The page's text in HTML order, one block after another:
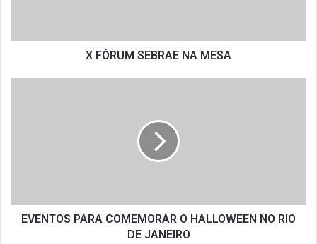
X FÓRUM SEBRAE NA MESA
JANEIRO
EVENTOS PARA COMEMORAR O HALLOWEEN NO RIO
DE JANEIRO